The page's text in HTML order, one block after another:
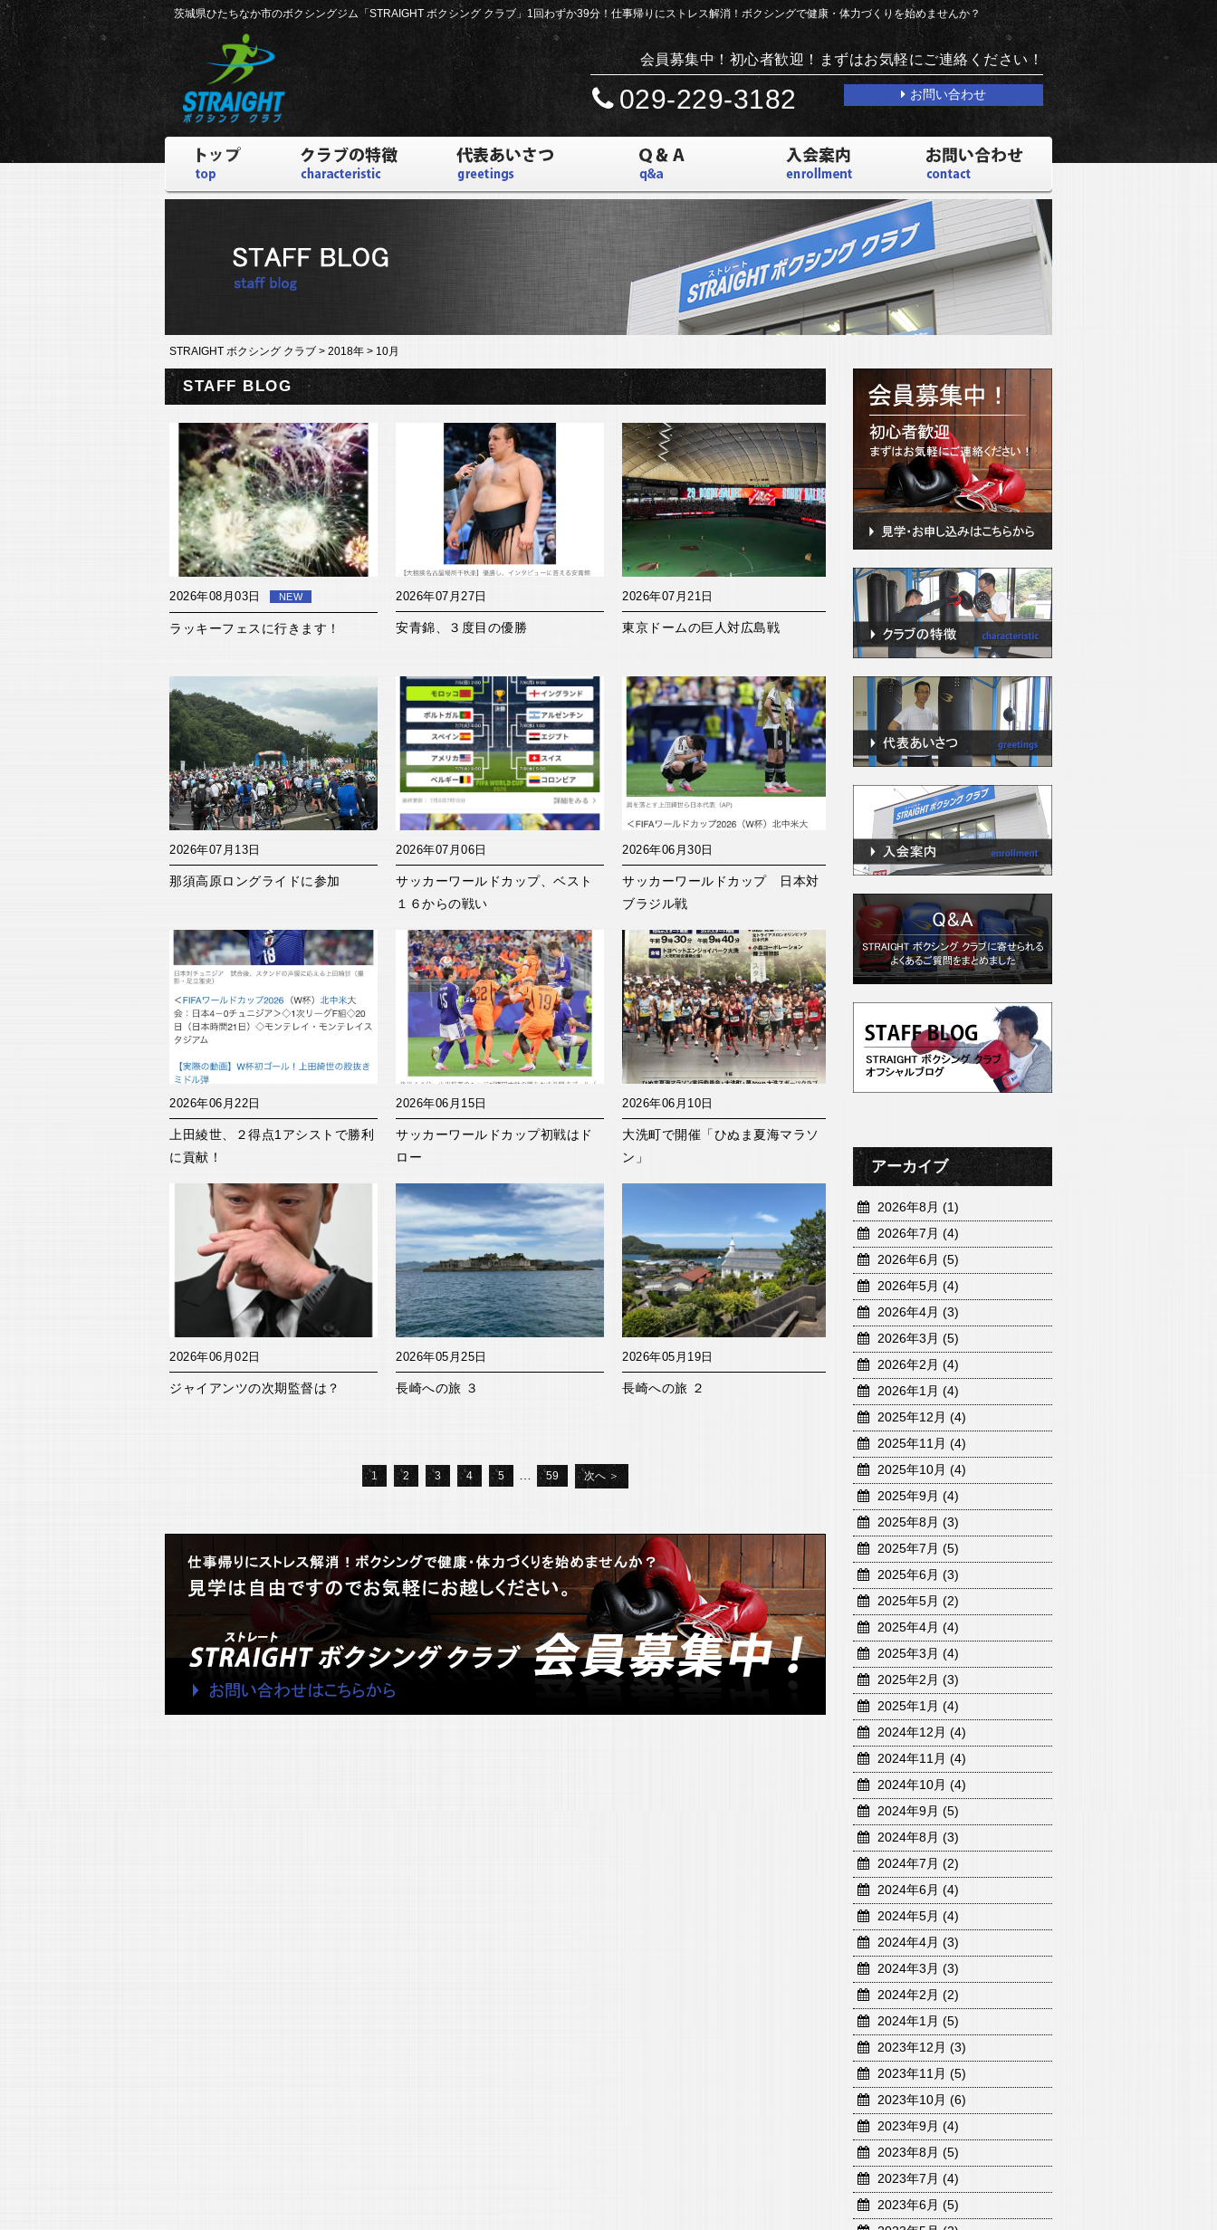
茨城県ひたちなか市のボクシングジム 「STRAIGHT ボクシング クラブ」 1回わずか39分！仕事帰りにストレス解消！ボクシングで健康・体力づくりを始めませんか？
会員募集中！初心者歓迎！まずはお気軽にご連絡ください！
029-229-3182 お問い合わせ
STRAIGHT ボクシング クラブ > 2018年 > 10月
STAFF BLOG
2026年08月03日 NEW
ラッキーフェスに行きます！
2026年07月27日
安青錦、３度目の優勝
2026年07月21日
東京ドームの巨人対広島戦
2026年07月13日
那須高原ロングライドに参加
2026年07月06日
サッカーワールドカップ、ベスト
１６からの戦い
2026年06月30日
サッカーワールドカップ 日本対
ブラジル戦
2026年06月22日
上田綾世、２得点1アシストで勝利
に貢献！
2026年06月15日
サッカーワールドカップ初戦はド
ロー
2026年06月10日
大洗町で開催「ひぬま夏海マラソ
ン」
2026年06月02日
ジャイアンツの次期監督は？
2026年05月25日
長崎への旅 ３
2026年05月19日
長崎への旅 ２
1 2 3 4 5 59 次へ ＞
アーカイブ
2026年8月 (1)
2026年7月 (4)
2026年6月 (5)
2026年5月 (4)
2026年4月 (3)
2026年3月 (5)
2026年2月 (4)
2026年1月 (4)
2025年12月 (4)
2025年11月 (4)
2025年10月 (4)
2025年9月 (4)
2025年8月 (3)
2025年7月 (5)
2025年6月 (3)
2025年5月 (2)
2025年4月 (4)
2025年3月 (4)
2025年2月 (3)
2025年1月 (4)
2024年12月 (4)
2024年11月 (4)
2024年10月 (4)
2024年9月 (5)
2024年8月 (3)
2024年7月 (2)
2024年6月 (4)
2024年5月 (4)
2024年4月 (3)
2024年3月 (3)
2024年2月 (2)
2024年1月 (5)
2023年12月 (3)
2023年11月 (5)
2023年10月 (6)
2023年9月 (4)
2023年8月 (5)
2023年7月 (4)
2023年6月 (5)